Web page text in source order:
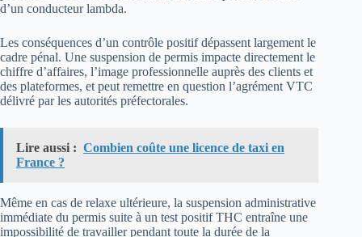
d’un conducteur lambda.
Les conséquences d’un contrôle positif dépassent largement le
cadre pénal. Une suspension de permis impacte directement le
chiffre d’affaires, l’image professionnelle auprès des clients et
des plateformes, et peut remettre en question l’agrément VTC
délivré par les autorités préfectorales.
Lire aussi : Combien coûte une licence de taxi en
France ?
Même en cas de relaxe ultérieure, la suspension administrative
immédiate du permis suite à un test positif THC entraîne une
impossibilité de travailler pendant toute la durée de la